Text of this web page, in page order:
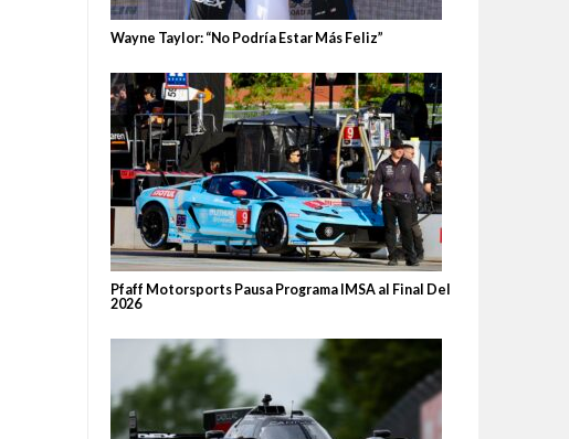
Wayne Taylor: “No Podría Estar Más Feliz”
Pfaff Motorsports Pausa Programa IMSA al Final Del
2026